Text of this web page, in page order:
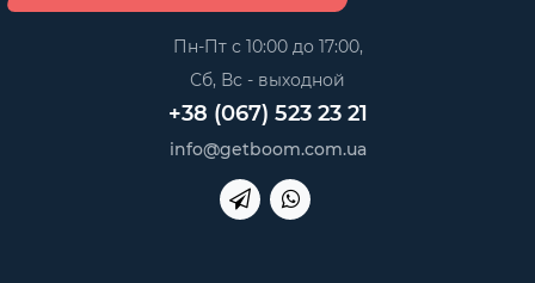
Пн-Пт с 10:00 до 17:00,
Сб, Вс - выходной
+38 (067) 523 23 21
info@getboom.com.ua